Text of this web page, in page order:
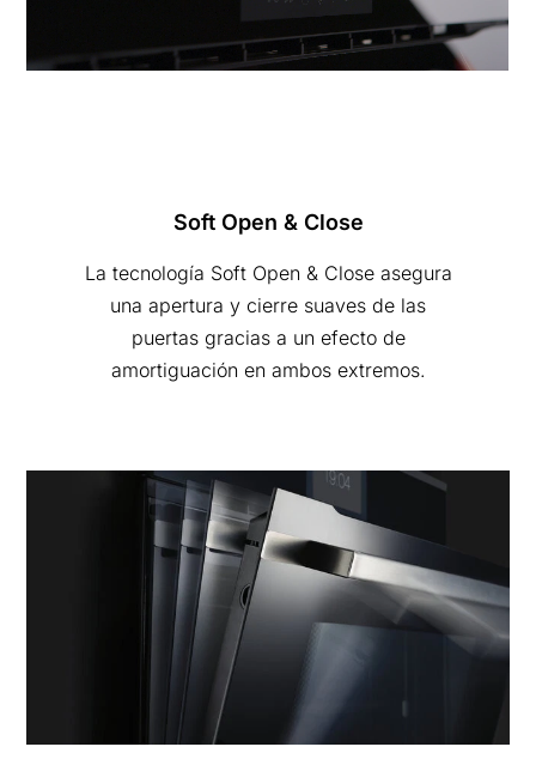
Soft Open & Close
La tecnología Soft Open & Close asegura
una apertura y cierre suaves de las
puertas gracias a un efecto de
amortiguación en ambos extremos.